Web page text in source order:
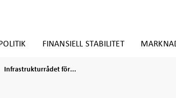
FINANSIELL STABILITET
Infrastrukturrådet
Infrastrukturrådet för...